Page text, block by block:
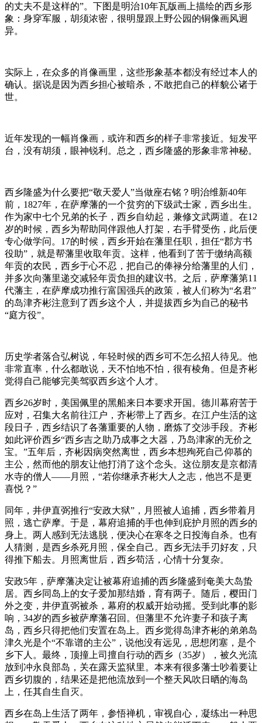
的丈夫不是这样的”。下图是明治10年瓦版画上描绘的西乡形
象：身穿军服，胡须浓密，很明显跟上野公园的铜像画风迥
异。
实际上，在众多的肖像画里，这些形象基本都没有经过本人的
确认。据说是因为西乡担心被暗杀，不敢把自己的样貌公诸于
世。
近年发现的一幅肖像画，或许和西乡的样子非常接近。短发平
台，没有胡须，眼神锐利。总之，西乡隆盛的形象非常神秘。
西乡隆盛为什么要把“敬天爱人”当做座右铭？明治维新40年
前，1827年，在萨摩藩的一个贫穷的下级武士家，西乡出生。
作为家中七个兄弟的长子，西乡自幼起，兼修文武两道。在12
岁的时候，西乡为帮助同伴跟他人打架，右手臂受伤，此后便
专心做学问。17的时候，西乡开始在藩里任职，担任“郡方书
役助”，就是帮藩里收取年贡。这样，他看到了苦于缴纳高额
年贡的农民，西乡于心不忍，把自己的俸禄分给藩里的人们，
并多次向藩里递交减轻年贡负担的建议书。之后，萨摩藩第11
代藩主，在萨摩成功推行富国强兵的政策，被人们称为“名君”
的岛津齐彬注意到了西乡这个人，并提拔西乡为自己的秘书
“庭方役”。
历史学者落合弘树说，年轻时候的西乡可不怎么招人待见。他
非常直率，什么都敢说，天不怕地不怕，很有棱角。但是齐彬
觉得自己能够完美驾驭西乡这个人才。
西乡26岁时，美国佩里的黑船来日本要求开国。德川幕府苦于
应对，召集大名前往江户，齐彬带上了西乡。在江户生活的这
段日子，西乡结识了各藩重要的人物，磨炼了交涉手段。齐彬
如此评价西乡“西乡吉之助乃成事之大器，乃岛津家的无价之
宝。”五年后，齐彬因病突然离世，西乡本想殉死自己仰慕的
主公，然而他的朋友让他打消了这个念头。这位朋友是京都清
水寺的僧人——月照，“若你继承齐彬大人之志，他岂不是更
喜悦？”
同年，井伊直弼推行“安政大狱”，月照被人追捕，西乡带着月
照，逃亡萨摩。于是，幕府追捕的手也伸到庇护月照的西乡的
身上。两人感到无法逃脱，便决心在寒冬之日投海自杀。也有
人猜测，是西乡杀死月照，保全自己。西乡无法手刃好友，只
得推下船去。月照离世后，西乡苟活，心情十分复杂。
安政5年，萨摩藩决定让被幕府追捕的西乡隆盛到奄美大岛蛰
居。西乡同岛上的女子爱加那结婚，育有两子。随后，樱田门
外之变，井伊直弼被杀，幕府的权威开始动摇。受到此事的影
响，34岁的西乡被萨摩藩召回。但藩里不允许妻子和孩子离
岛，西乡只得把他们安置在岛上。西乡觉得岛津齐彬的弟弟岛
津久光是个“不靠谱的主公”，说他没有远见，思想闭塞，是个
乡下人。最终，顶撞上司擅自行动的西乡（35岁），被久光流
放到冲永良部岛，关在露天监狱里。本来有很多藩士吵着要让
西乡切腹的，结果还是把他流放到一个整天风吹日晒的海岛
上，任其自生自灭。
西乡在岛上生活了两年，参悟禅机，审视自心，凝练出一种思